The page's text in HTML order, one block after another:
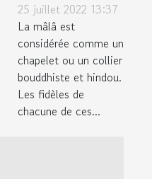
propos de ce
bracelet
spécial ?
25 juillet 2022 13:37
La mâlâ est
considérée comme un
chapelet ou un collier
bouddhiste et hindou.
Les fidèles de
chacune de ces...